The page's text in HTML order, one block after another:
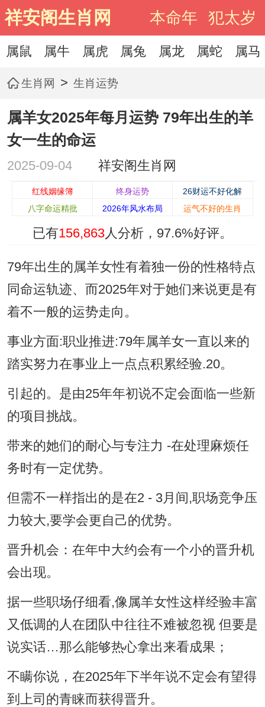
祥安阁生肖网 本命年 犯太岁
属鼠 属牛 属虎 属兔 属龙 属蛇 属马
生肖网 > 生肖运势
属羊女2025年每月运势 79年出生的羊
女一生的命运
2025-09-04 祥安阁生肖网
红线姻缘簿 终身运势
26财运不好化解
八字命运精批
2026年风水布局 运气不好的生肖
已有156,863人分析， 97.6%好评。
79年出生的属羊女性有着独一份的性格特点
同命运轨迹、而2025年对于她们来说更是有
着不一般的运势走向。
事业方面:职业推进:79年属羊女一直以来的
踏实努力在事业上一点点积累经验.20。
引起的。是由25年年初说不定会面临一些新
的项目挑战。
带来的她们的耐心与专注力 -在处理麻烦任
务时有一定优势。
但需不一样指出的是在2 - 3月间,职场竞争压
力较大,要学会更自己的优势。
晋升机会：在年中大约会有一个小的晋升机
会出现。
据一些职场仔细看,像属羊女性这样经验丰富
又低调的人在团队中往往不难被忽视 但要是
说实话…那么能够热心拿出来看成果；
不瞒你说，在2025年下半年说不定会有望得
到上司的青睐而获得晋升。